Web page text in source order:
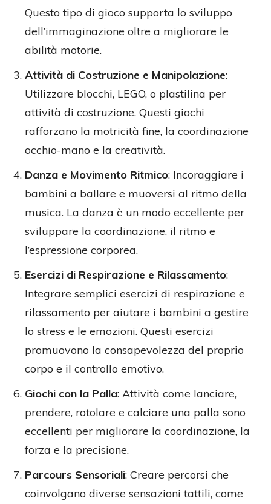
Questo tipo di gioco supporta lo sviluppo
dell’immaginazione oltre a migliorare le
abilità motorie.
Attività di Costruzione e Manipolazione:
Utilizzare blocchi, LEGO, o plastilina per
attività di costruzione. Questi giochi
rafforzano la motricità fine, la coordinazione
occhio-mano e la creatività.
Danza e Movimento Ritmico: Incoraggiare i
bambini a ballare e muoversi al ritmo della
musica. La danza è un modo eccellente per
sviluppare la coordinazione, il ritmo e
l’espressione corporea.
Esercizi di Respirazione e Rilassamento:
Integrare semplici esercizi di respirazione e
rilassamento per aiutare i bambini a gestire
lo stress e le emozioni. Questi esercizi
promuovono la consapevolezza del proprio
corpo e il controllo emotivo.
Giochi con la Palla: Attività come lanciare,
prendere, rotolare e calciare una palla sono
eccellenti per migliorare la coordinazione, la
forza e la precisione.
Parcours Sensoriali: Creare percorsi che
coinvolgano diverse sensazioni tattili, come